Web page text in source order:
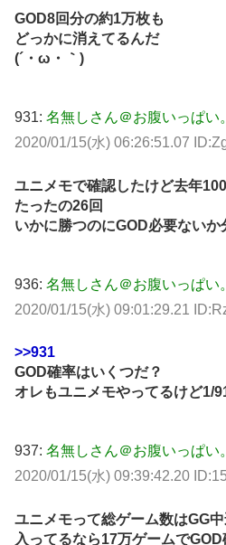
GOD8回分の約1万枚も
どっかに消えてるんだ
(´・ω・｀)
931: 名無しさん＠お腹いっぱい
2020/01/15(水) 06:26:51.07
ユニメモで確認したけど去年
たったの26回
いかに勝つのにGOD必要ないか
936: 名無しさん＠お腹いっぱい
2020/01/15(水) 09:01:29.21
>>931
GOD確率はいくつだ？
オレもユニメモやってるけど1/
937: 名無しさん＠お腹いっぱい
2020/01/15(水) 09:39:42.20
ユニメモって総ゲーム数はGG
入ってるなら17万ゲームで